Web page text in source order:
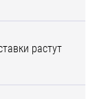
растут